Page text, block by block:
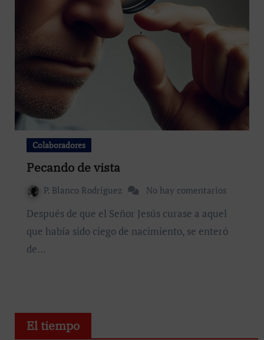
Colaboradores
Pecando de vista
P. Blanco Rodríguez No hay comentarios
Después de que el Señor Jesús curase a aquel
que había sido ciego de nacimiento, se enteró
de…
El tiempo